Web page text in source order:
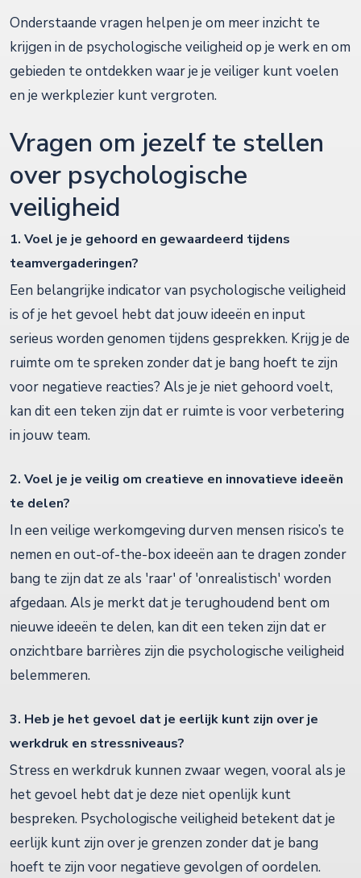
Onderstaande vragen helpen je om meer inzicht te
krijgen in de psychologische veiligheid op je werk en om
gebieden te ontdekken waar je je veiliger kunt voelen
en je werkplezier kunt vergroten.
Vragen om jezelf te stellen
over psychologische
veiligheid
1. Voel je je gehoord en gewaardeerd tijdens
teamvergaderingen?
Een belangrijke indicator van psychologische veiligheid
is of je het gevoel hebt dat jouw ideeën en input
serieus worden genomen tijdens gesprekken. Krijg je de
ruimte om te spreken zonder dat je bang hoeft te zijn
voor negatieve reacties? Als je je niet gehoord voelt,
kan dit een teken zijn dat er ruimte is voor verbetering
in jouw team.
2. Voel je je veilig om creatieve en innovatieve ideeën
te delen?
In een veilige werkomgeving durven mensen risico’s te
nemen en out-of-the-box ideeën aan te dragen zonder
bang te zijn dat ze als 'raar' of 'onrealistisch' worden
afgedaan. Als je merkt dat je terughoudend bent om
nieuwe ideeën te delen, kan dit een teken zijn dat er
onzichtbare barrières zijn die psychologische veiligheid
belemmeren.
3. Heb je het gevoel dat je eerlijk kunt zijn over je
werkdruk en stressniveaus?
Stress en werkdruk kunnen zwaar wegen, vooral als je
het gevoel hebt dat je deze niet openlijk kunt
bespreken. Psychologische veiligheid betekent dat je
eerlijk kunt zijn over je grenzen zonder dat je bang
hoeft te zijn voor negatieve gevolgen of oordelen.